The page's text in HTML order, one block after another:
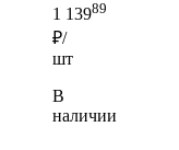
1 13989
₽/
шт
В
наличии